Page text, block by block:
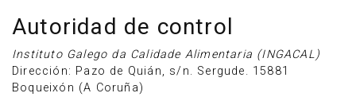
Autoridad de control
Instituto Galego da Calidade Alimentaria (INGACAL)
Dirección: Pazo de Quián, s/n. Sergude. 15881
Boqueixón (A Coruña)